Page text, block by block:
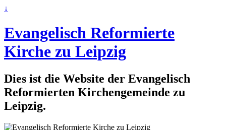
↓
Evangelisch Reformierte
Kirche zu Leipzig
Dies ist die Website der Evangelisch
Reformierten Kirchengemeinde zu
Leipzig.